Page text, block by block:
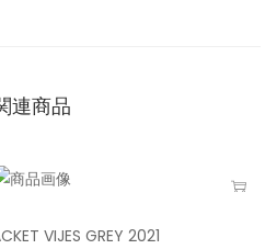
連商品
VIJES GREY 2021